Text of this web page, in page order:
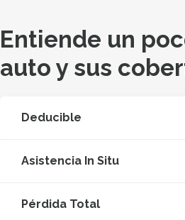
Entiende un
auto y sus
Deducible
Asistencia In Situ
Pérdida Total